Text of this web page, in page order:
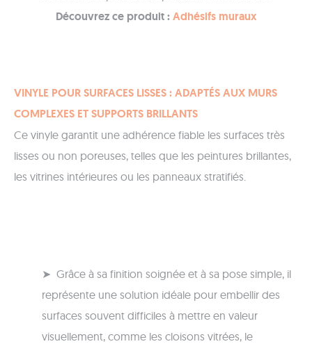
Découvrez ce produit :Adhésifs muraux
VINYLE POUR SURFACES LISSES : ADAPTÉS AUX MURS
COMPLEXES ET SUPPORTS BRILLANTS
Ce vinyle garantit une adhérence fiable les surfaces très
lisses ou non poreuses, telles que les peintures brillantes,
les vitrines intérieures ou les panneaux stratifiés.
➤ Grâce à sa finition soignée et à sa pose simple, il
représente une solution idéale pour embellir des
surfaces souvent difficiles à mettre en valeur
visuellement, comme les cloisons vitrées, le